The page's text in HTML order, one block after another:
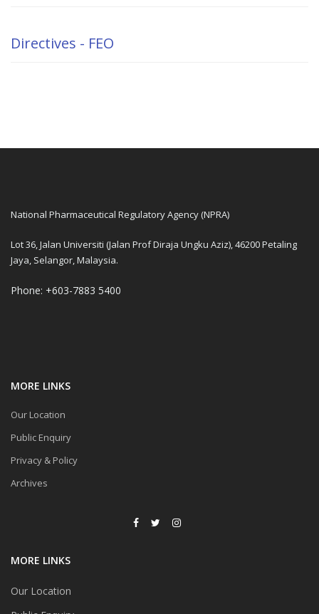
Directives - FEO
National Pharmaceutical Regulatory Agency (NPRA)
Lot 36, Jalan Universiti (Jalan Prof Diraja Ungku Aziz), 46200 Petaling
Jaya, Selangor, Malaysia.
Phone: +603-7883 5400
MORE LINKS
Our Location
Public Enquiry
Privacy & Policy
Archives
MORE LINKS
Our Location